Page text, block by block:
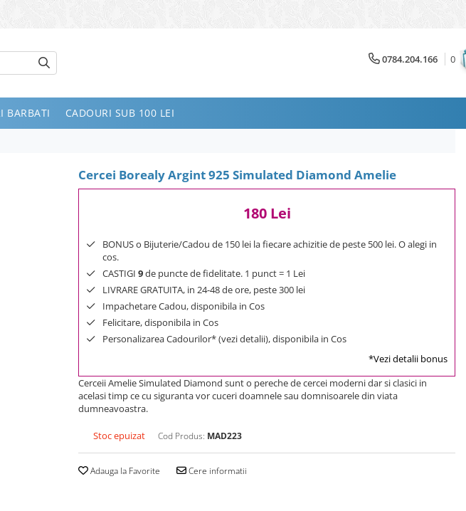
0784.204.166 0
BARBATI CADOURI SUB 100 LEI
Cercei Borealy Argint 925 Simulated Diamond Amelie
180 Lei
BONUS o Bijuterie/Cadou de 150 lei la fiecare achizitie de peste 500 lei. O alegi in
cos.
CASTIGI 9de puncte de fidelitate. 1 punct = 1 Lei
LIVRARE GRATUITA, in 24-48 de ore, peste 300 lei
Impachetare Cadou, disponibila in Cos
Felicitare, disponibila in Cos
Personalizarea Cadourilor* (vezi detalii), disponibila in Cos
*Vezi detalii bonus
Cerceii Amelie Simulated Diamond sunt o pereche de cercei moderni dar si clasici in
acelasi timp ce cu siguranta vor cuceri doamnele sau domnisoarele din viata
dumneavoastra.
Stoc epuizat Cod Produs: MAD223
Adauga la Favorite Cere informatii